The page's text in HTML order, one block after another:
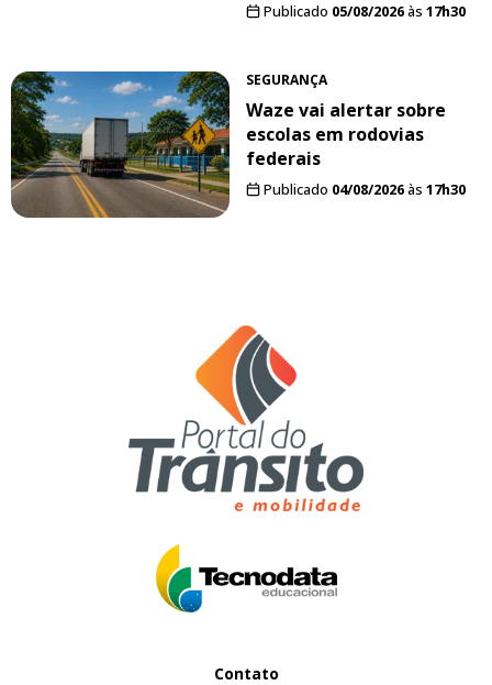
Publicado 05/08/2026às 17h30
SEGURANÇA
Waze vai alertar sobre
escolas em rodovias
federais
Publicado 04/08/2026às 17h30
Contato